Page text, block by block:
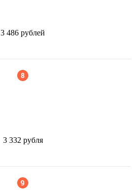
3 486 рублей
3 332 рубля